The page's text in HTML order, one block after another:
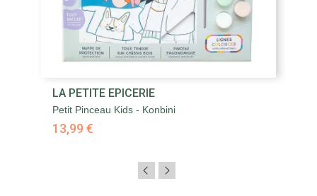
LA PETITE EPICERIE
Petit Pinceau Kids - Konbini
13,99 €